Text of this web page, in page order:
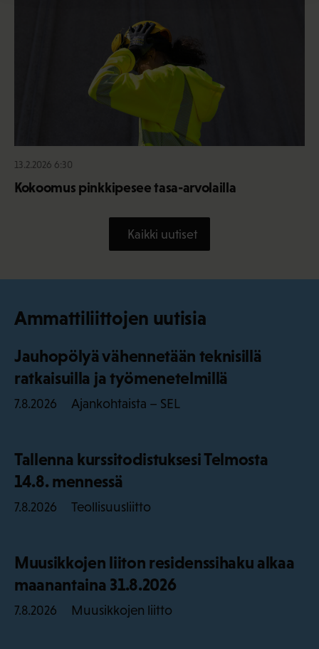
13.2.2026 6:30
Kokoomus pinkkipesee tasa-arvolailla
Kaikki uutiset
Ammattiliittojen uutisia
Jauhopölyä vähennetään teknisillä
ratkaisuilla ja työmenetelmillä
7.8.2026 Ajankohtaista – SEL
Tallenna kurssitodistuksesi Telmosta
14.8. mennessä
7.8.2026 Teollisuusliitto
Muusikkojen liiton residenssihaku alkaa
maanantaina 31.8.2026
7.8.2026 Muusikkojen liitto